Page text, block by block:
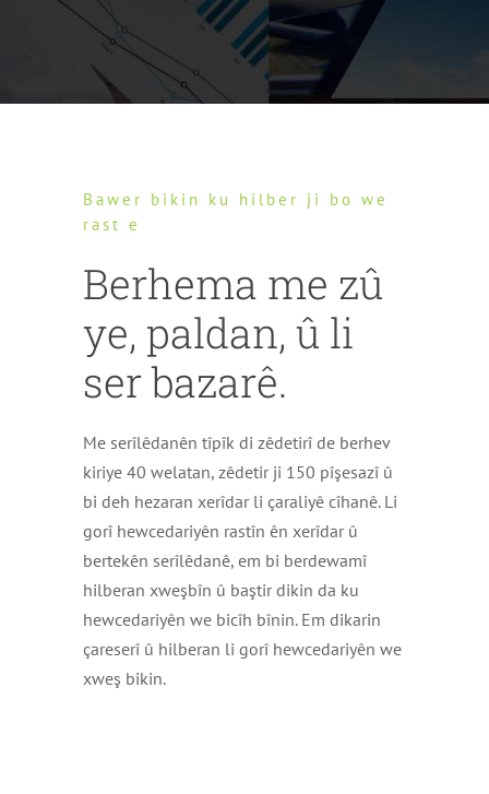
Bawer bikin ku hilber ji bo we
rast e
Berhema me zû
ye, paldan, û li
ser bazarê.
Me serîlêdanên tîpîk di zêdetirî de berhev
kiriye 40 welatan, zêdetir ji 150 pîşesazî û
bi deh hezaran xerîdar li çaraliyê cîhanê. Li
gorî hewcedariyên rastîn ên xerîdar û
bertekên serîlêdanê, em bi berdewamî
hilberan xweşbîn û baştir dikin da ku
hewcedariyên we bicîh bînin. Em dikarin
çareserî û hilberan li gorî hewcedariyên we
xweş bikin.